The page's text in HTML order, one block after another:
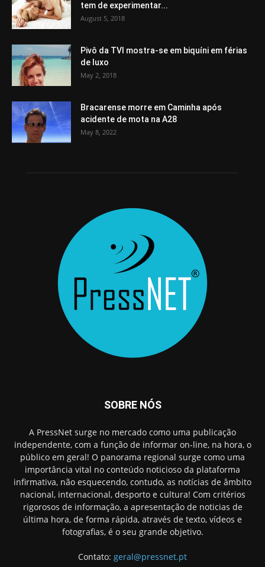
tem de experimentar...
August 5, 2018
Pivô da TVI mostra-se em biquíni em férias
de luxo
May 2, 2018
Bracarense morre em Caminha após
acidente de mota na A28
May 8, 2022
SOBRE NÓS
A PressNet surge no mercado como uma publicação
independente, com a função de informar on-line, na hora, o
público em geral! O panorama regional surge como uma
importância vital no conteúdo noticioso da plataforma
infirmativa, não esquecendo, contudo, as notícias de âmbito
nacional, internacional, desporto e cultura! Com critérios
rigorosos de informação, a apresentação de noticias de
última hora, de forma rápida, através de texto, vídeos e
fotografias, é o seu grande objetivo.
Contato: geral@pressnet.pt